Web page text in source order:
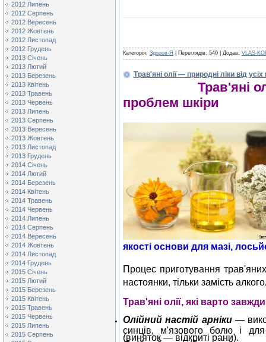
2012 Липень
2012 Серпень
2012 Вересень
2012 Жовтень
2012 Листопад
2012 Грудень
2013 Січень
2013 Лютий
2013 Березень
2013 Квітень
2013 Травень
2013 Червень
2013 Липень
2013 Серпень
2013 Вересень
2013 Жовтень
2013 Листопад
2013 Грудень
2014 Січень
2014 Лютий
2014 Березень
2014 Квітень
2014 Травень
2014 Червень
2014 Липень
2014 Серпень
2014 Вересень
2014 Жовтень
2014 Листопад
2014 Грудень
2015 Січень
2015 Лютий
2015 Березень
2015 Квітень
2015 Травень
2015 Червень
2015 Липень
2015 Серпень
Категорія: Здоров-Я | Переглядів: 540 | Додав: VLAS-
Трав'яні олії — природні ліки від
Трав'яні
проблем шкіри
якості основи для мазі,
Процес приготування
настоянки, тільки замість
Трав'яні олії, які варто
Олійний настій арніки —
синців, м'язового болю і для
(виняток — відкриті рани).